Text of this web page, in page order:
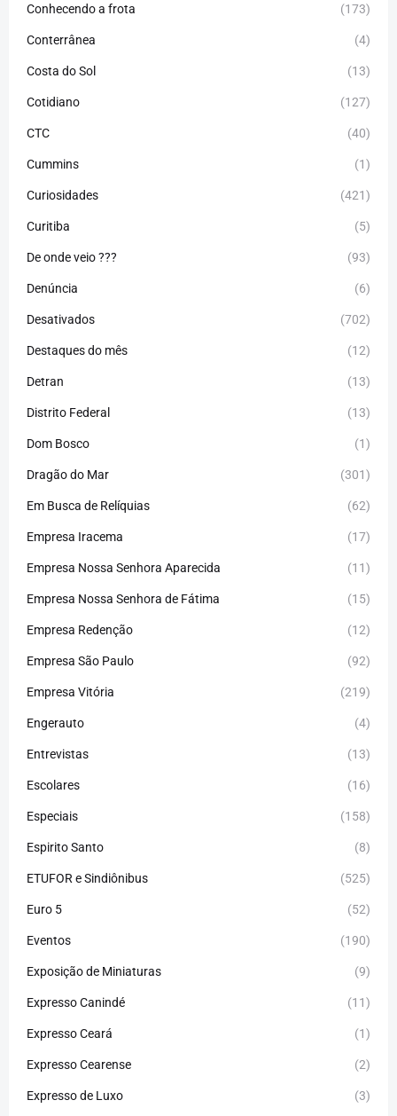
Conhecendo a frota (173)
Conterrânea (4)
Costa do Sol (13)
Cotidiano (127)
CTC (40)
Cummins (1)
Curiosidades (421)
Curitiba (5)
De onde veio ??? (93)
Denúncia (6)
Desativados (702)
Destaques do mês (12)
Detran (13)
Distrito Federal (13)
Dom Bosco (1)
Dragão do Mar (301)
Em Busca de Relíquias (62)
Empresa Iracema (17)
Empresa Nossa Senhora Aparecida (11)
Empresa Nossa Senhora de Fátima (15)
Empresa Redenção (12)
Empresa São Paulo (92)
Empresa Vitória (219)
Engerauto (4)
Entrevistas (13)
Escolares (16)
Especiais (158)
Espirito Santo (8)
ETUFOR e Sindiônibus (525)
Euro 5 (52)
Eventos (190)
Exposição de Miniaturas (9)
Expresso Canindé (11)
Expresso Ceará (1)
Expresso Cearense (2)
Expresso de Luxo (3)